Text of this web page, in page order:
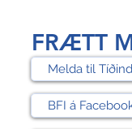
FRÆTT
Melda til
BFI á